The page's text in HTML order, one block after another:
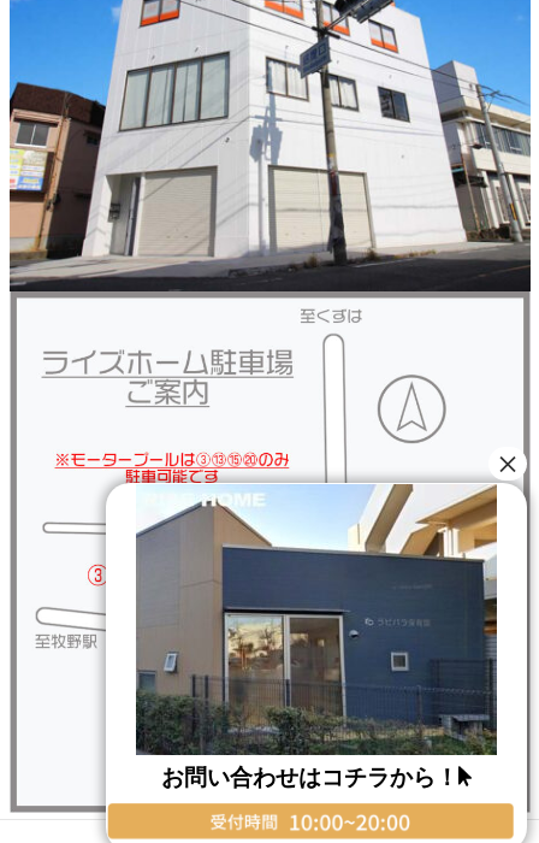
Copyright © RISE HOME All Rights Reserved.
お問い合わせはコチラから！